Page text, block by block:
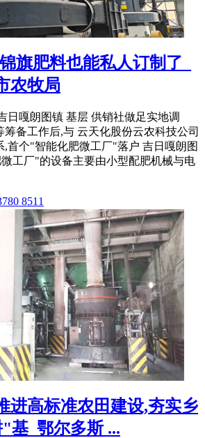
旗肥料也能私人订制了_
农牧局
日嘎朗图镇 基层 供销社做足实地调
筹备工作后,与 云天化股份云农科技公司
,首个"智能化肥微工厂"落户 吉日嘎朗图
工厂"的设备主要由小型配肥机械与电
8511
进高标准农田建设,夯实乡
基_鄂尔多斯 ...